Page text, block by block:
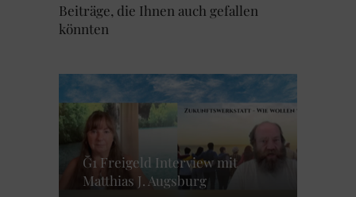
Beiträge, die Ihnen auch gefallen
könnten
Ğ1 Freigeld Interview mit
Matthias J. Augsburg